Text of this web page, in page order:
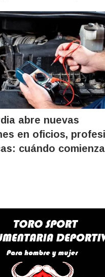
abre nuevas
en oficios,
cuándo